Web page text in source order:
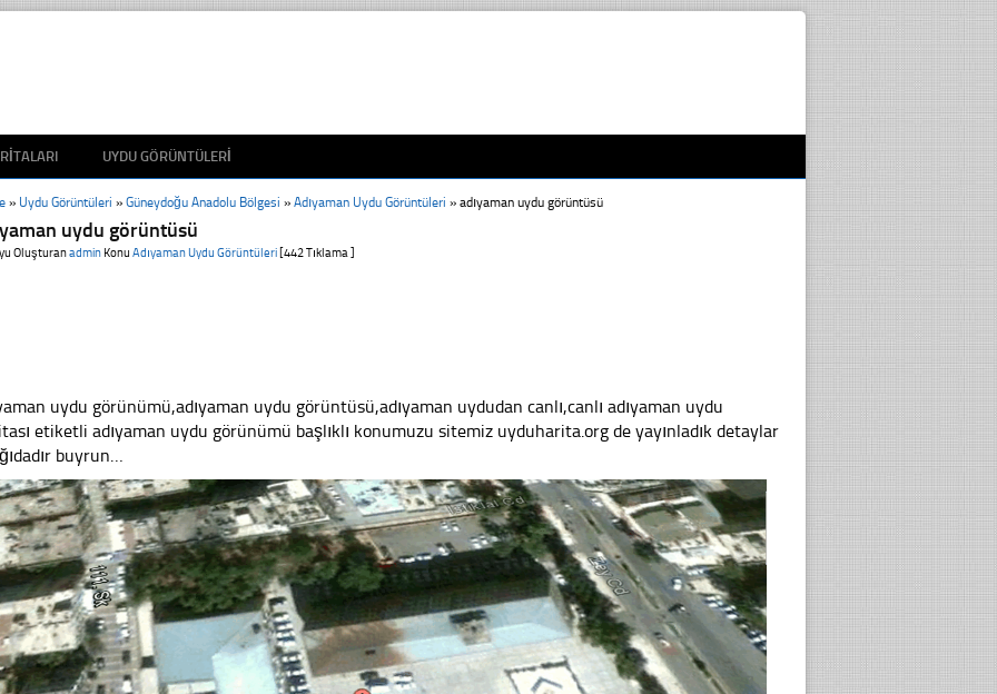
UYDU GÖRÜNTÜLERI
» Uydu Görüntüleri »Güneydoğu Anadolu Bölgesi »Adıyaman Uydu Görüntüleri »adıyaman uydu görüntüsü
uydu görüntüsü
Oluşturanadmin KonuAdıyaman Uydu Görüntüleri [442 Tıklama ]
uydu görünümü,adıyaman uydu görüntüsü,adıyaman uydudan canlı,canlı adıyaman uydu
etiketli adıyaman uydu görünümü başlıklı konumuzu sitemiz uyduharita.org de yayınladık detaylar
buyrun…